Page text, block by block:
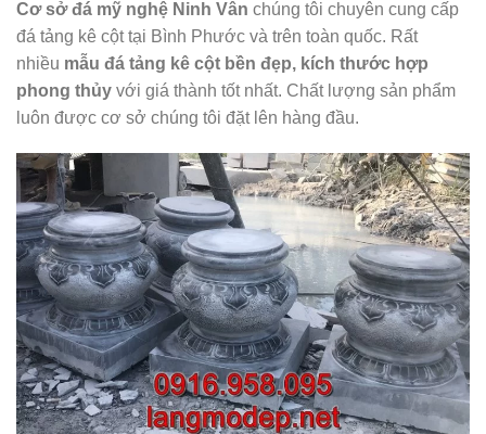
Cơ sở đá mỹ nghệ Ninh Vân chúng tôi chuyên cung cấp
đá tảng kê cột tại Bình Phước và trên toàn quốc. Rất
nhiều mẫu đá tảng kê cột bền đẹp, kích thước hợp
phong thủy với giá thành tốt nhất. Chất lượng sản phẩm
luôn được cơ sở chúng tôi đặt lên hàng đầu.